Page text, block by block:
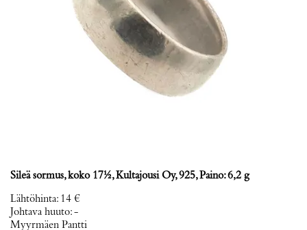
Sileä sormus, koko 17½, Kultajousi Oy, 925, Paino: 6,2 g
Lähtöhinta: 14 €
Johtava huuto:-
Myyrmäen Pantti